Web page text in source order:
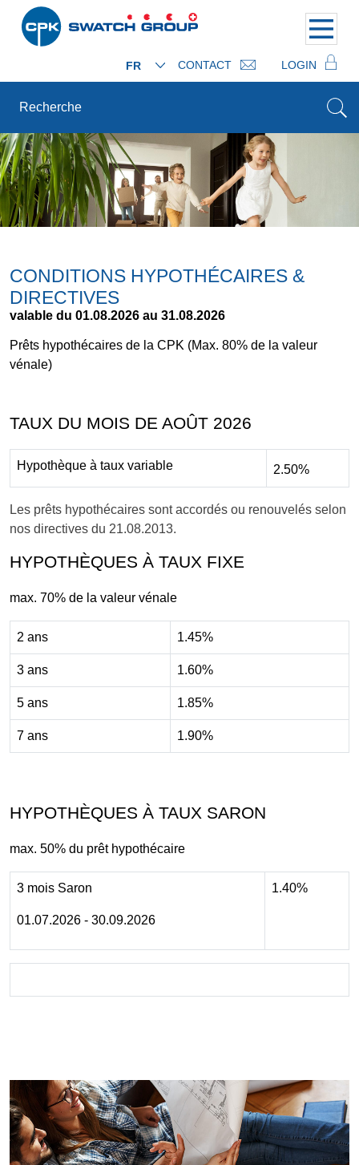
FR CONTACT LOGIN
CONDITIONS HYPOTHÉCAIRES &
DIRECTIVES
valable du 01.08.2026 au 31.08.2026
Prêts hypothécaires de la CPK (Max. 80% de la valeur
vénale)
TAUX DU MOIS DE AOÛT 2026
Hypothèque à taux variable 2.50%
Les prêts hypothécaires sont accordés ou renouvelés selon
nos directives du 21.08.2013.
HYPOTHÈQUES À TAUX FIXE
max. 70% de la valeur vénale
2 ans 1.45%
3 ans 1.60%
5 ans 1.85%
7 ans 1.90%
HYPOTHÈQUES À TAUX SARON
max. 50% du prêt hypothécaire
3 mois Saron
01.07.2026 - 30.09.2026
1.40%